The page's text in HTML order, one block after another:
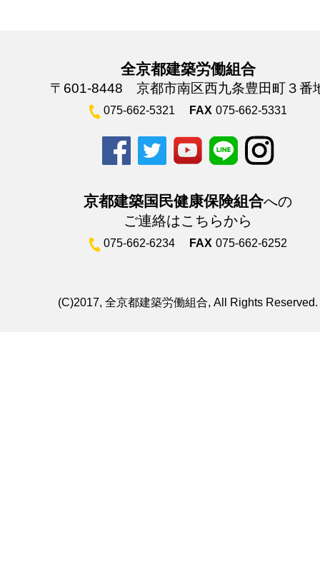
全京都建築労働組合
〒601-8448 京都市南区西九条豊田町３番
075-662-5321 FAX 075-662-5331
京都建築国民健康保険組合への
ご連絡はこちらから
075-662-6234 FAX 075-662-6252
(C)2017, 全京都建築労働組合, All Rights Reserved.